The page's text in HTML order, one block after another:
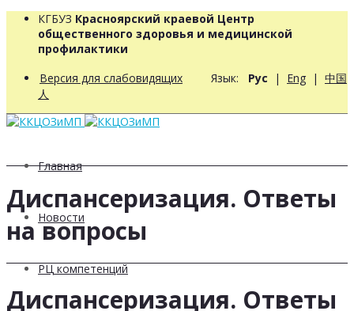
КГБУЗ Красноярский краевой Центр
общественного здоровья и медицинской
профилактики
Версия для слабовидящих Язык: Рус | Eng | 中国
人
Главная
Новости
РЦ компетенций
Диспансеризация. Ответы
на вопросы
Диспансеризация. Ответы